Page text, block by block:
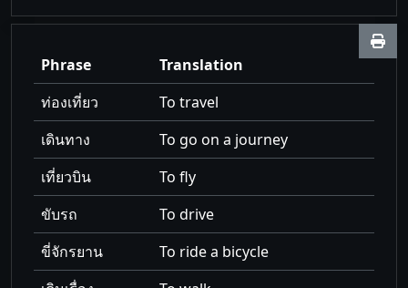
Phrase
Translation
ท่องเที่ยว
To travel
เดินทาง
To go on a journey
เที่ยวบิน
To fly
ขับรถ
To drive
ขี่จักรยาน
To ride a bicycle